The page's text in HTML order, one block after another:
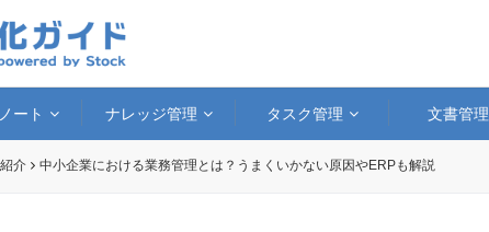
ート ナレッジ管理 タスク管理 文書管理
介 中小企業における業務管理とは？うまくいかない原因やERPも解説